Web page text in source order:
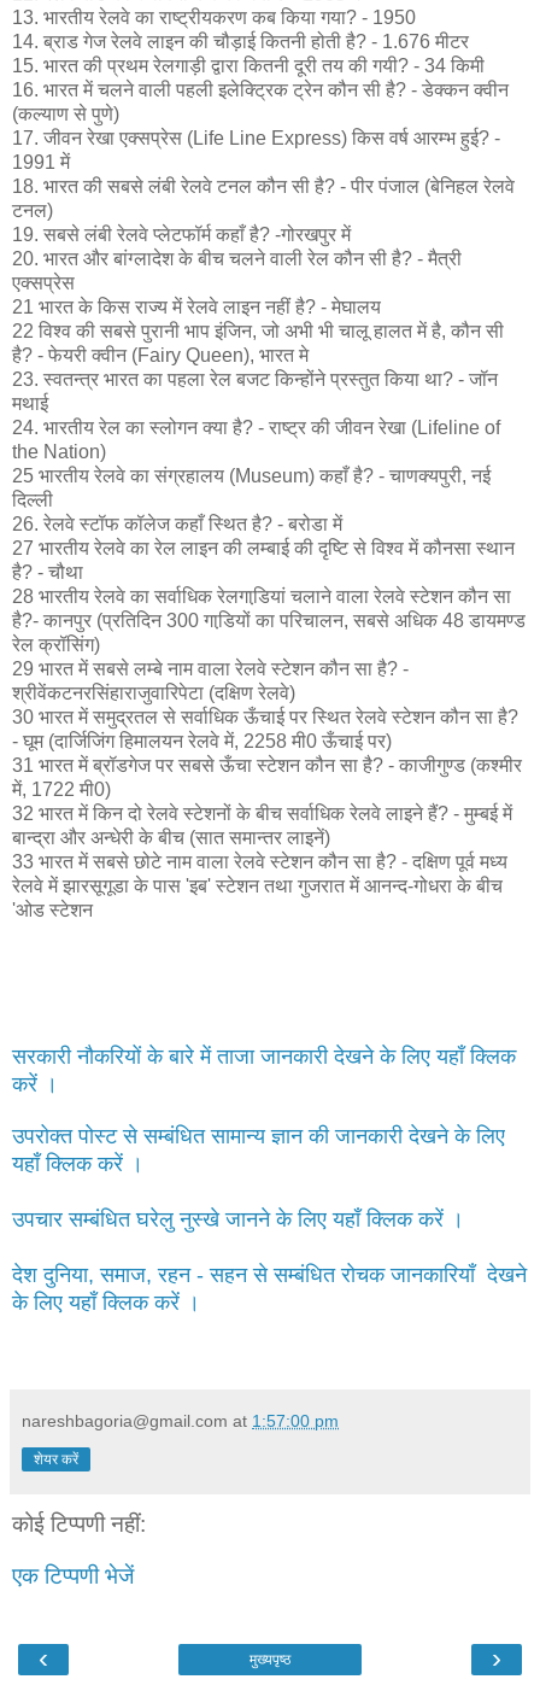
13. भारतीय रेलवे का राष्ट्रीयकरण कब किया गया? - 1950
14. ब्राड गेज रेलवे लाइन की चौड़ाई कितनी होती है? - 1.676 मीटर
15. भारत की प्रथम रेलगाड़ी द्वारा कितनी दूरी तय की गयी? - 34 किमी
16. भारत में चलने वाली पहली इलेक्ट्रिक ट्रेन कौन सी है? - डेक्कन क्वीन
(कल्याण से पुणे)
17. जीवन रेखा एक्सप्रेस (Life Line Express) किस वर्ष आरम्भ हुई? -
1991 में
18. भारत की सबसे लंबी रेलवे टनल कौन सी है? - पीर पंजाल (बेनिहल रेलवे
टनल)
19. सबसे लंबी रेलवे प्लेटफॉर्म कहाँ है? -गोरखपुर में
20. भारत और बांग्लादेश के बीच चलने वाली रेल कौन सी है? - मैत्री
एक्सप्रेस
21 भारत के किस राज्य में रेलवे लाइन नहीं है? - मेघालय
22 विश्व की सबसे पुरानी भाप इंजिन, जो अभी भी चालू हालत में है, कौन सी
है? - फेयरी क्वीन (Fairy Queen), भारत मे
23. स्वतन्त्र भारत का पहला रेल बजट किन्होंने प्रस्तुत किया था? - जॉन
मथाई
24. भारतीय रेल का स्लोगन क्या है? - राष्ट्र की जीवन रेखा (Lifeline of
the Nation)
25 भारतीय रेलवे का संग्रहालय (Museum) कहाँ है? - चाणक्यपुरी, नई
दिल्ली
26. रेलवे स्टॉफ कॉलेज कहाँ स्थित है? - बरोडा में
27 भारतीय रेलवे का रेल लाइन की लम्बाई की दृष्टि से विश्व में कौनसा स्थान
है? - चौथा
28 भारतीय रेलवे का सर्वाधिक रेलगाडि़यां चलाने वाला रेलवे स्‍टेशन कौन सा
है?- कानपुर (प्रतिदिन 300 गाडि़यों का परिचालन, सबसे अधिक 48 डायमण्‍ड
रेल क्रॉसिंग)
29 भारत में सबसे लम्‍बे नाम वाला रेलवे स्‍टेशन कौन सा है? -
श्रीवेंकटनरसिंहाराजुवारिपेटा (दक्षिण रेलवे)
30 भारत में समुद्रतल से सर्वाधिक ऊँचाई पर स्थित रेलवे स्‍टेशन कौन सा है?
- घूम (दार्जिजिंग हिमालयन रेलवे में, 2258 मी0 ऊँचाई पर)
31 भारत में ब्रॉडगेज पर सबसे ऊँचा स्‍टेशन कौन सा है? - काजीगुण्‍ड (कश्‍मीर
में, 1722 मी0)
32 भारत में किन दो रेलवे स्‍टेशनों के बीच सर्वाधिक रेलवे लाइने हैं? - मुम्‍बई में
बान्‍द्रा और अन्‍धेरी के बीच (सात समान्‍तर लाइनें)
33 भारत में सबसे छोटे नाम वाला रेलवे स्‍टेशन कौन सा है? - दक्षिण पूर्व मध्‍य
रेलवे में झारसूगूडा के पास 'इब' स्‍टेशन तथा गुजरात में आनन्‍द-गोधरा के बीच
'ओड स्टेशन
सरकारी नौकरियों के बारे में ताजा जानकारी देखने के लिए यहाँ क्लिक
करें ।
उपरोक्त पोस्ट से सम्बंधित सामान्य ज्ञान की जानकारी देखने के लिए
यहाँ क्लिक करें ।
उपचार सम्बंधित घरेलु नुस्खे जानने के लिए यहाँ क्लिक करें ।
देश दुनिया, समाज, रहन - सहन से सम्बंधित रोचक जानकारियाँ देखने
के लिए यहाँ क्लिक करें ।
nareshbagoria@gmail.com at 1:57:00 pm
शेयर करें
कोई टिप्पणी नहीं:
एक टिप्पणी भेजें
‹ ›
मुख्यपृष्ठ